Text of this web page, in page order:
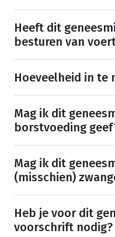
Heeft dit
besturen van
Hoeveelheid in te
Mag ik dit
borstvoeding
Mag ik dit
(misschien)
Heb je voor dit
voorschrift nodig?